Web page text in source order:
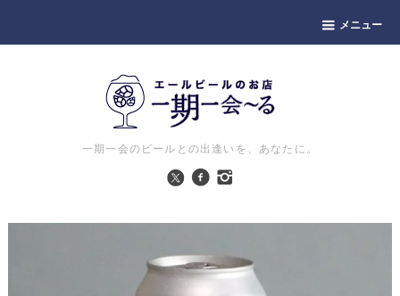
メニュー
一期一会のビールとの出逢いを、あなたに。